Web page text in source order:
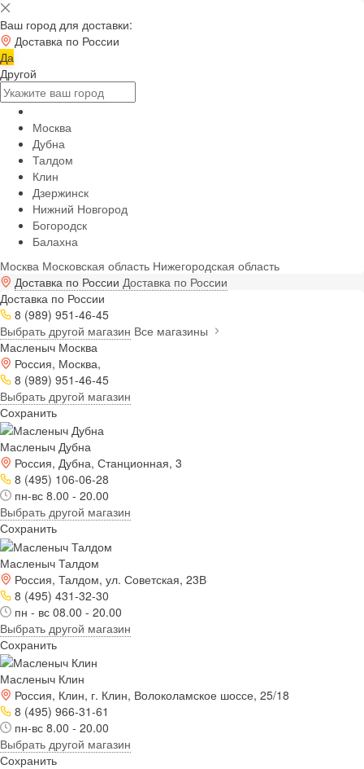
Ваш город для доставки:
Доставка по России
Да
Другой
Москва
Дубна
Талдом
Клин
Дзержинск
Нижний Новгород
Богородск
Балахна
Москва Московская область Нижегородская область
Доставка по России Доставка по России
Доставка по России
8 (989) 951-46-45
Выбрать другой магазин Все магазины
Масленыч Москва
Россия, Москва,
8 (989) 951-46-45
Выбрать другой магазин
Сохранить
Масленыч Дубна
Россия, Дубна, Станционная, 3
8 (495) 106-06-28
пн-вс 8.00 - 20.00
Выбрать другой магазин
Сохранить
Масленыч Талдом
Россия, Талдом, ул. Советская, 23В
8 (495) 431-32-30
пн - вс 08.00 - 20.00
Выбрать другой магазин
Сохранить
Масленыч Клин
Россия, Клин, г. Клин, Волоколамское шоссе, 25/18
8 (495) 966-31-61
пн-вс 8.00 - 20.00
Выбрать другой магазин
Сохранить